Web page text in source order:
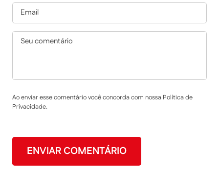
Ao enviar esse comentário você concorda com nossa Política de
Privacidade.